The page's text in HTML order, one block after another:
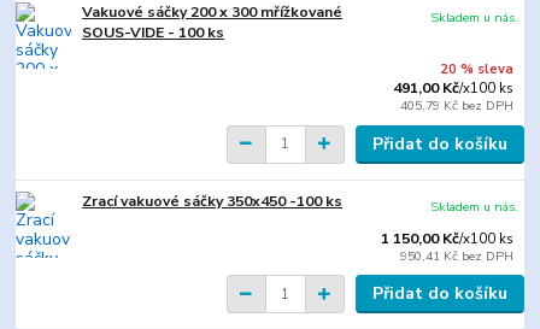
Vakuové sáčky 200 x 300 mřížkované
SOUS-VIDE - 100 ks
20 % sleva
491,00 Kč/x100 ks
405,79 Kč bez DPH
Skladem u nás.
Přidat do košíku
Zrací vakuové sáčky 350x450 -100 ks
1 150,00 Kč/x100 ks
950,41 Kč bez DPH
Skladem u nás.
Přidat do košíku